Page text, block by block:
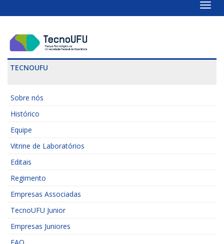
Toggle
TECNOUFU
Sobre nós
Histórico
Equipe
Vitrine de Laboratórios
Editais
Regimento
Empresas Associadas
TecnoUFU Junior
Empresas Juniores